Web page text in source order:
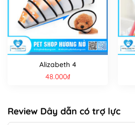
Alizabeth 4
48.000₫
Review Dây dẫn có trợ lực